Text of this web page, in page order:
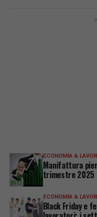
ECONOMIA &
Manifattura
trimestre 2025
ECONOMIA &
Black Friday e